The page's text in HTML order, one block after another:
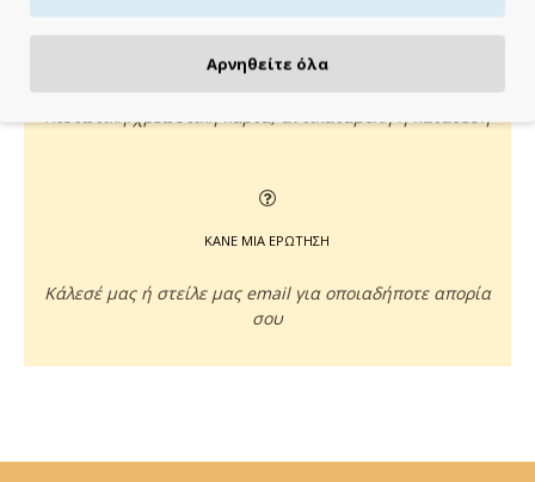
ΠΛΗΡΩΝΕΙΣ ΟΠΩΣ ΘΕΣ
Πιστωτική/χρεωστική κάρτα, αντικαταβολή ή κατάθεση
ΚΑΝΕ ΜΙΑ ΕΡΩΤΗΣΗ
Κάλεσέ μας ή στείλε μας email για οποιαδήποτε απορία
σου
Αρνηθείτε όλα